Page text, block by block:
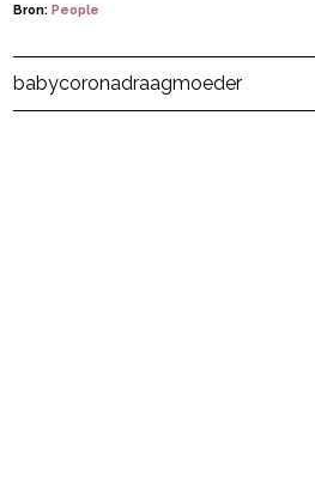
Bron:People
Post Views: 17
babycoronadraagmoeder